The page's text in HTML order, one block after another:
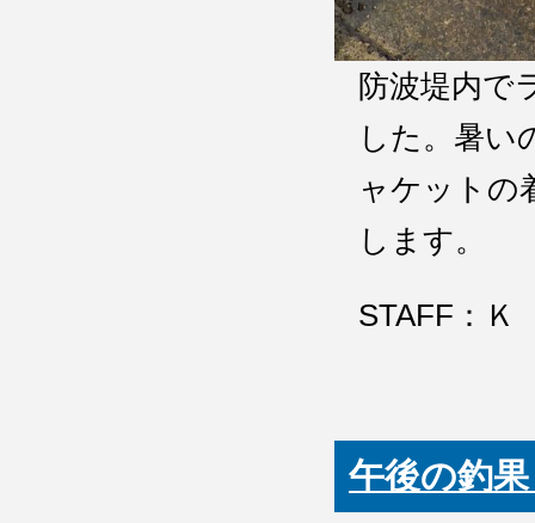
防波堤内で
した。暑い
ャケットの
します。
STAFF：Ｋ
午後の